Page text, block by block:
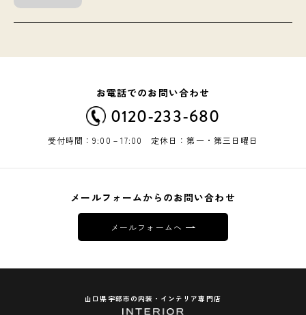
お電話でのお問い合わせ
0120-233-680
受付時間：9:00－17:00 定休日：第一・第三日曜日
メールフォームからのお問い合わせ
メールフォームへ
山口県宇部市の内装・インテリア専門店